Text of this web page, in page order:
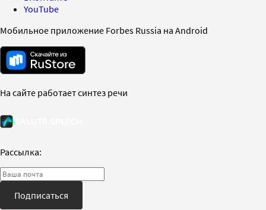
YouTube
Мобильное приложение Forbes Russia на Android
На сайте работает синтез речи
Рассылка:
Подписаться